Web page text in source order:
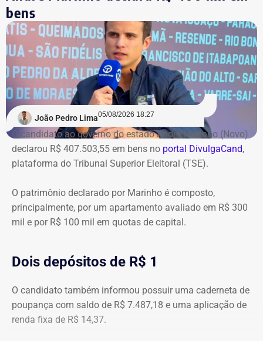
bens
João Pedro Lima05/08/2026 18:27
O candidato ao governo do estado André Marinho (Novo)
declarou R$ 407.503,55 em bens no portal DivulgaCand,
plataforma do Tribunal Superior Eleitoral (TSE).
O patrimônio declarado por Marinho é composto,
principalmente, por um apartamento avaliado em R$ 300
mil e por R$ 100 mil em quotas de capital.
Dois depósitos de R$ 1
O candidato também informou possuir uma caderneta de
poupança com saldo de R$ 7.487,18 e uma aplicação de
renda fixa de R$ 14,37.